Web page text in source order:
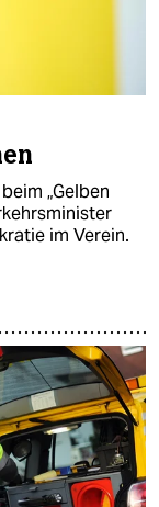
„Gelben
im Verein.